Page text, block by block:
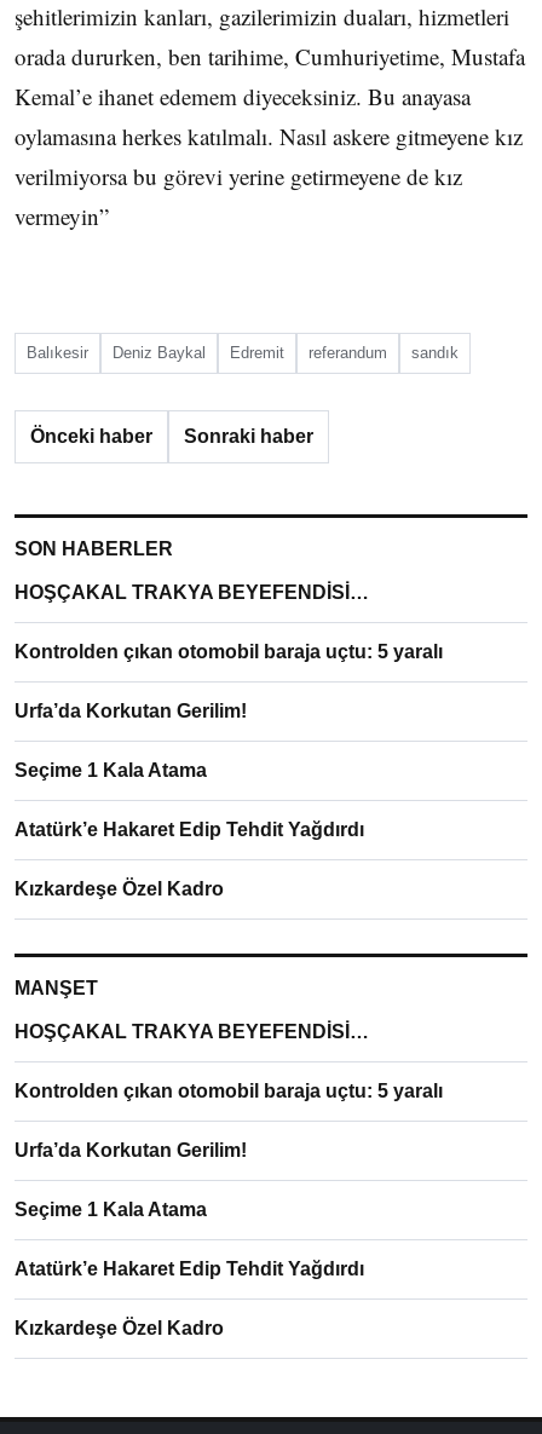
şehitlerimizin kanları, gazilerimizin duaları, hizmetleri
orada dururken, ben tarihime, Cumhuriyetime, Mustafa
Kemal’e ihanet edemem diyeceksiniz. Bu anayasa
oylamasına herkes katılmalı. Nasıl askere gitmeyene kız
verilmiyorsa bu görevi yerine getirmeyene de kız
vermeyin”
Balıkesir Deniz Baykal Edremit referandum sandık
Önceki haber Sonraki haber
SON HABERLER
HOŞÇAKAL TRAKYA BEYEFENDİSİ…
Kontrolden çıkan otomobil baraja uçtu: 5 yaralı
Urfa’da Korkutan Gerilim!
Seçime 1 Kala Atama
Atatürk’e Hakaret Edip Tehdit Yağdırdı
Kızkardeşe Özel Kadro
MANŞET
HOŞÇAKAL TRAKYA BEYEFENDİSİ…
Kontrolden çıkan otomobil baraja uçtu: 5 yaralı
Urfa’da Korkutan Gerilim!
Seçime 1 Kala Atama
Atatürk’e Hakaret Edip Tehdit Yağdırdı
Kızkardeşe Özel Kadro